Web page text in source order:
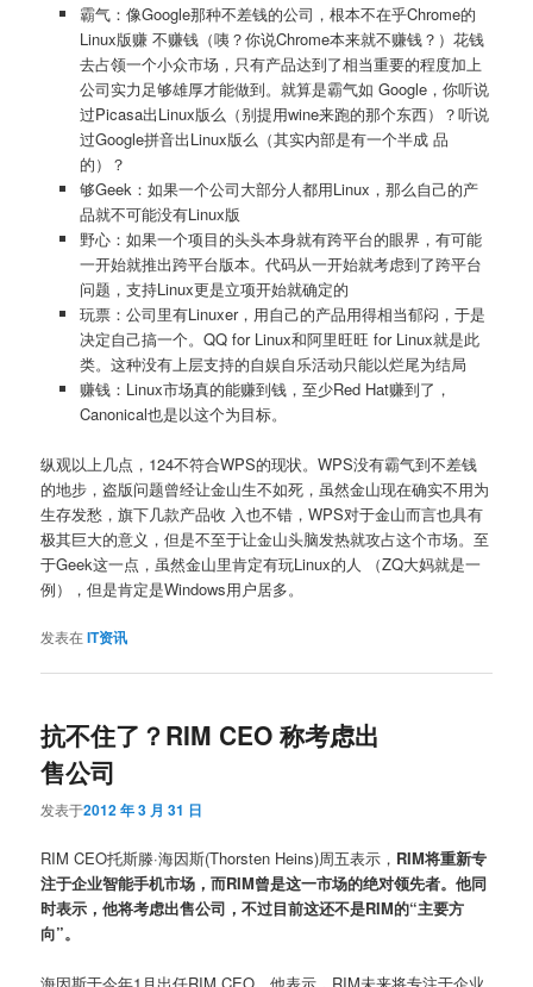
霸气：像Google那种不差钱的公司，根本不在乎Chrome的
Linux版赚 不赚钱（咦？你说Chrome本来就不赚钱？）花钱
去占领一个小众市场，只有产品达到了相当重要的程度加上
公司实力足够雄厚才能做到。就算是霸气如 Google，你听说
过Picasa出Linux版么（别提用wine来跑的那个东西）？听说
过Google拼音出Linux版么（其实内部是有一个半成 品
的）？
够Geek：如果一个公司大部分人都用Linux，那么自己的产
品就不可能没有Linux版
野心：如果一个项目的头头本身就有跨平台的眼界，有可能
一开始就推出跨平台版本。代码从一开始就考虑到了跨平台
问题，支持Linux更是立项开始就确定的
玩票：公司里有Linuxer，用自己的产品用得相当郁闷，于是
决定自己搞一个。QQ for Linux和阿里旺旺 for Linux就是此
类。这种没有上层支持的自娱自乐活动只能以烂尾为结局
赚钱：Linux市场真的能赚到钱，至少Red Hat赚到了，
Canonical也是以这个为目标。
纵观以上几点，124不符合WPS的现状。WPS没有霸气到不差钱
的地步，盗版问题曾经让金山生不如死，虽然金山现在确实不用为
生存发愁，旗下几款产品收 入也不错，WPS对于金山而言也具有
极其巨大的意义，但是不至于让金山头脑发热就攻占这个市场。至
于Geek这一点，虽然金山里肯定有玩Linux的人 （ZQ大妈就是一
例），但是肯定是Windows用户居多。
发表在IT资讯
抗不住了？RIM CEO 称考虑出
售公司
发表于2012 年 3 月 31 日
RIM CEO托斯滕·海因斯(Thorsten Heins)周五表示， RIM将重新专
注于企业智能手机市场，而RIM曾是这一市场的绝对领先者。他同
时表示，他将考虑出售公司，不过目前这还不是RIM的“主要方
向”。